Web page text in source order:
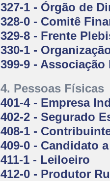
327-1 - Órgão de
328-0 - Comitê
329-8 - Frente
330-1 -
399-9 - Associação
4. Pessoas Físicas
401-4 - Empresa
402-2 - Segurado
408-1 -
409-0 - Candidato
411-1 - Leiloeiro
412-0 - Produtor